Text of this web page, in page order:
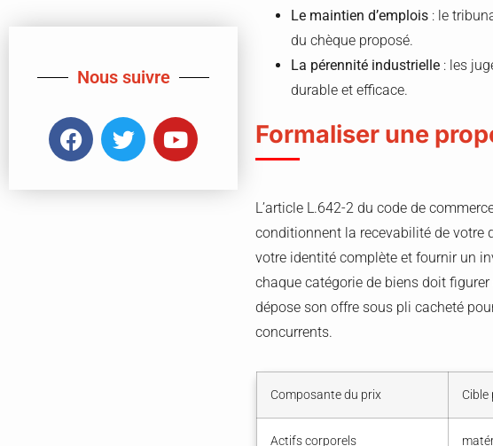
Nous suivre
Le maintien d’emplois : le
du chèque proposé.
La pérennité industrielle : les
durable et efficace.
Formaliser une
L’article L.642-2 du code de
conditionnent la recevabilité de votre
votre identité complète et fournir un
chaque catégorie de biens doit
dépose son offre sous pli cacheté
concurrents.
Composante du prix
Actifs corporels